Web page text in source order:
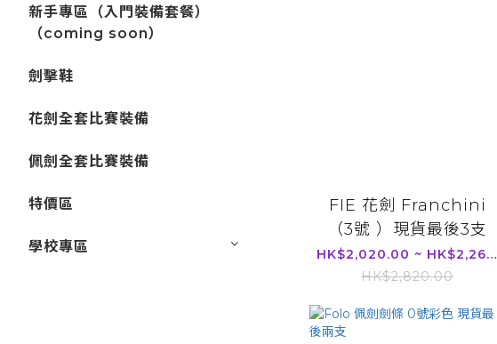
新手專區（入門裝備套餐）
（coming soon）
劍擊鞋
花劍全套比賽裝備
佩劍全套比賽裝備
特價區
學校專區
FIE 花劍 Franchini
（3號 ）現貨最後3支
HK$2,020.00 ~ HK$2,260.00
HK$2,820.00